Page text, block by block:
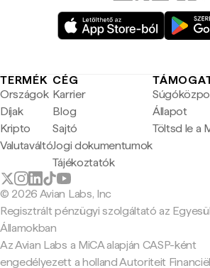
TERMÉK
Országok
Díjak
Kripto
Valutaváltó
CÉG
Karrier
Blog
Sajtó
Jogi dokumentumok
Tájékoztatók
Állapot
Töltsd le a
© 2026 Avian Labs, Inc
Regisztrált pénzügyi szolgáltató az
Államokban
Az Avian Labs a MiCA alapján CASP-ként
engedélyezett a holland Autoriteit